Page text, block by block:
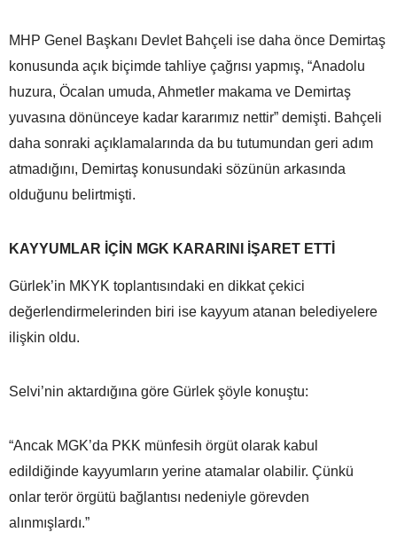
MHP Genel Başkanı Devlet Bahçeli ise daha önce Demirtaş
konusunda açık biçimde tahliye çağrısı yapmış, “Anadolu
huzura, Öcalan umuda, Ahmetler makama ve Demirtaş
yuvasına dönünceye kadar kararımız nettir” demişti. Bahçeli
daha sonraki açıklamalarında da bu tutumundan geri adım
atmadığını, Demirtaş konusundaki sözünün arkasında
olduğunu belirtmişti.
KAYYUMLAR İÇİN MGK KARARINI İŞARET ETTİ
Gürlek’in MKYK toplantısındaki en dikkat çekici
değerlendirmelerinden biri ise kayyum atanan belediyelere
ilişkin oldu.
Selvi’nin aktardığına göre Gürlek şöyle konuştu:
“Ancak MGK’da PKK münfesih örgüt olarak kabul
edildiğinde kayyumların yerine atamalar olabilir. Çünkü
onlar terör örgütü bağlantısı nedeniyle görevden
alınmışlardı.”